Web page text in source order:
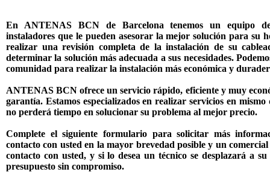
En ANTENAS BCN de Barcelona tenemos un equipo
instaladores que le pueden asesorar la mejor solución para su
realizar una revisión completa de la instalación de su
determinar la solución más adecuada a sus necesidades.
comunidad para realizar la instalación más económica y
ANTENAS BCN ofrece un servicio rápido, eficiente y muy
garantía. Estamos especializados en realizar servicios en
no perderá tiempo en solucionar su problema al mejor precio.
Complete el siguiente formulario para solicitar más
contacto con usted en la mayor brevedad posible y un
contacto con usted, y si lo desea un técnico se desplazará a
presupuesto sin compromiso.